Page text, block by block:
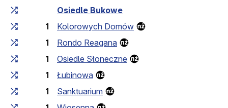
Czas przejazdu narastająco
Osiedle Bukowe
1
Kolorowych Domów
1
Rondo Reagana
1
Osiedle Słoneczne
1
Łubinowa
1
Sanktuarium